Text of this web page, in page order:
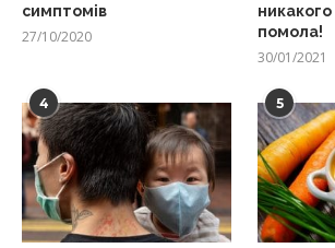
симптомів
27/10/2020
помола!
30/01/2021
4 5